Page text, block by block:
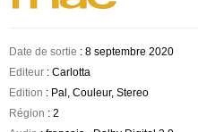
Date de sortie : 8 septembre 2020
Editeur : Carlotta
Edition : Pal, Couleur, Stereo
Région : 2